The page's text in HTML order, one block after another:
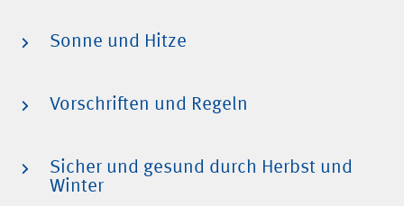
Sonne und Hitze
Vorschriften und Regeln
Sicher und gesund durch Herbst und
Winter